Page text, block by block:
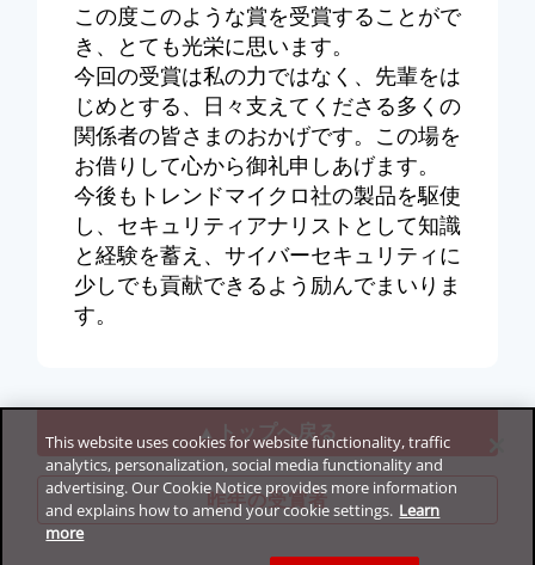
この度このような賞を受賞することがで
き、とても光栄に思います。
今回の受賞は私の力ではなく、先輩をは
じめとする、日々支えてくださる多くの
関係者の皆さまのおかげです。この場を
お借りして心から御礼申しあげます。
今後もトレンドマイクロ社の製品を駆使
し、セキュリティアナリストとして知識
と経験を蓄え、サイバーセキュリティに
少しでも貢献できるよう励んでまいりま
す。
▲トップへ戻る
昨年の受賞者
This website uses cookies for website functionality, traffic
analytics, personalization, social media functionality and
advertising. Our Cookie Notice provides more information
and explains how to amend your cookie settings. Learn
more